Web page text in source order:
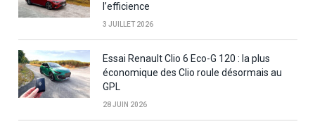
l’efficience
3 JUILLET 2026
Essai Renault Clio 6 Eco-G 120 : la plus
économique des Clio roule désormais au
GPL
28 JUIN 2026